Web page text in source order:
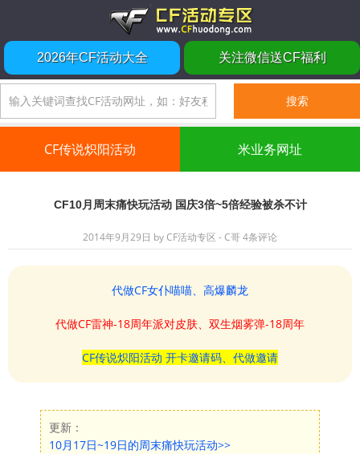
2026年CF活动大全 关注微信送CF福利
CF传说炽阳活动 米业务网址
CF10月周末痛快玩活动 国庆3倍~5倍经验被杀不计
2014年9月29日 byCF活动专区 - C哥4条评论
代做CF女仆喵喵、高爆麟龙
代做CF雷神-18周年派对皮肤、双生烟雾弹-18周年
CF传说炽阳活动 开卡邀请码、代做邀请
更新：
10月17日~19日的周末痛快玩活动>>